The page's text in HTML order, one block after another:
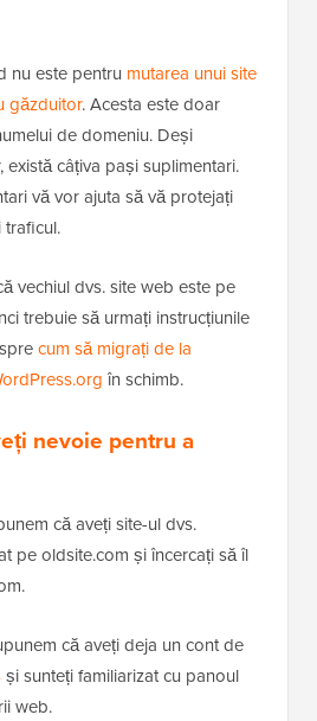
nu este pentru mutarea unui site
găzduitor. Acesta este doar
de domeniu. Deși
există câțiva pași suplimentari.
vă vor ajuta să vă protejați
traficul.
vechiul dvs. site web este pe
trebuie să urmați instrucțiunile
cum să migrați de la
în schimb.
nevoie pentru a
că aveți site-ul dvs.
pe oldsite.com și încercați să îl
că aveți deja un cont de
și sunteți familiarizat cu panoul
web.